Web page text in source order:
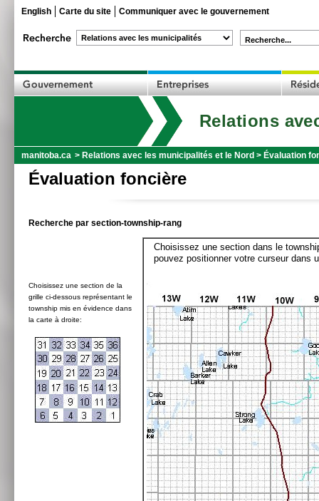
English Carte du site Communiquer avec le gouvernement
Recherche...
Relations
manitoba.ca > Relations avec les municipalités et le Nord > Évaluation
Évaluation foncière
Recherche par section-township-rang
Choisissez une section de la
grille ci-dessous représentant le
township mis en évidence dans
la carte à droite:
Choisissez une section dans le
pouvez positionner votre curseur dans